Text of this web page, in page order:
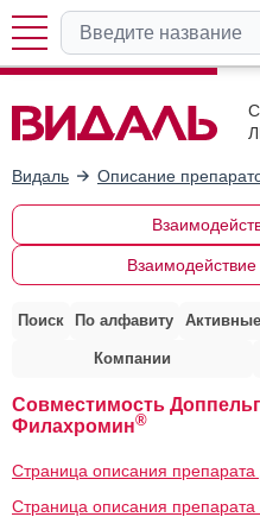
Видаль Описание
Поиск По алфавиту
Компании
Совместимость
Филахромин®
Страница описания препарата
Страница описания